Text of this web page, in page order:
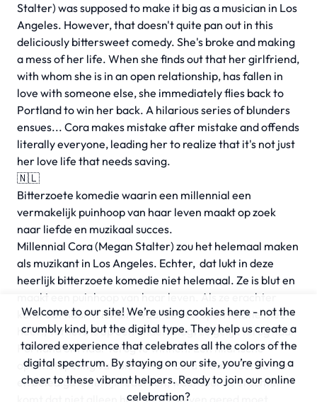
Stalter) was supposed to make it big as a musician in Los
Angeles. However, that doesn't quite pan out in this
deliciously bittersweet comedy. She's broke and making
a mess of her life. When she finds out that her girlfriend,
with whom she is in an open relationship, has fallen in
love with someone else, she immediately flies back to
Portland to win her back. A hilarious series of blunders
ensues... Cora makes mistake after mistake and offends
literally everyone, leading her to realize that it's not just
her love life that needs saving.
🇳🇱
Bitterzoete komedie waarin een millennial een
vermakelijk puinhoop van haar leven maakt op zoek
naar liefde en muzikaal succes.
Millennial Cora (Megan Stalter) zou het helemaal maken
als muzikant in Los Angeles. Echter, dat lukt in deze
heerlijk bitterzoete komedie niet helemaal. Ze is blut en
maakt een puinhoop van haar leven. Als ze erachter
komt dat haar vriendin, waar ze een open relatie mee
heeft, verliefd is op een ander vliegt ze gelijk terug naar
Portland om haar terug te winnen. Een hilarische
opeenstapeling van blunders… Cora maakt fout na fout
en beledigd letterlijk iedereen, waardoor ze erachter
komt dat niet alleen haar liefdesleven gered moet
Welcome to our site! We’re using cookies here - not the
crumbly kind, but the digital type. They help us create a
tailored experience that celebrates all the colors of the
digital spectrum. By staying on our site, you’re giving a
cheer to these vibrant helpers. Ready to join our online
celebration?